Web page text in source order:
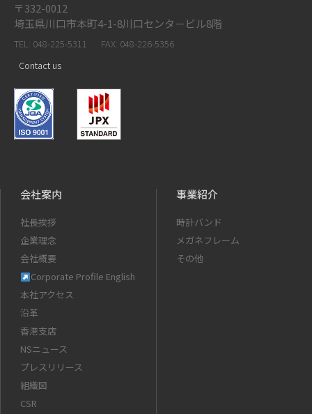
〒332-0012
埼玉県川口市本町4-1-8川口センタ－ビル8階
TEL: 048-225-5311
FAX: 048-226-5356
Contact us
会社案内
社長挨拶
企業理念
会社概要
Corporate Profile English
本社アクセス
沿革
香港支店
NSニュース
プレスリリース
組織図
CSR
事業紹介
時計バンド
メガネフレーム
その他